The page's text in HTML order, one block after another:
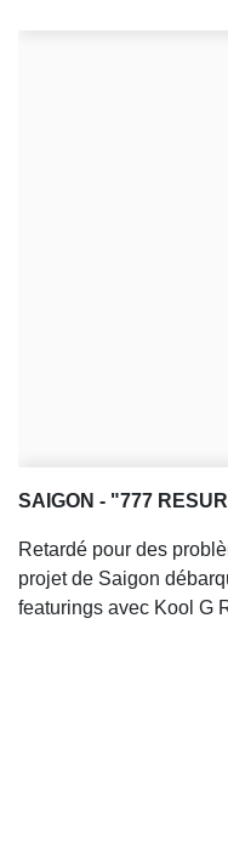
SAIGON - "777
Retardé pour des
projet de Saigon
featurings avec Kool G